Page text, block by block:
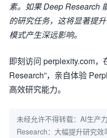
素。如果 Deep Research
的研究任务，这将显著提
模式产生深远影响。
即刻访问 perplexity.com，
Research”，亲自体验
高效研究能力。
未经允许不得转载： AI生产
Research：大幅提升研究效